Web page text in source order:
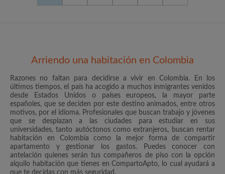
Arriendo una habitación en Colombia
Razones no faltan para decidirse a vivir en Colombia. En los
últimos tiempos, el país ha acogido a muchos inmigrantes venidos
desde Estados Unidos o países europeos, la mayor parte
españoles, que se deciden por este destino animados, entre otros
motivos, por el idioma. Profesionales que buscan trabajo y jóvenes
que se desplazan a las ciudades para estudiar en sus
universidades, tanto autóctonos como extranjeros, buscan rentar
habitación en Colombia como la mejor forma de compartir
apartamento y gestionar los gastos. Puedes conocer con
antelación quienes serán tus compañeros de piso con la opción
alquilo habitación que tienes en CompartoApto, lo cual ayudará a
que te decidas con más seguridad.